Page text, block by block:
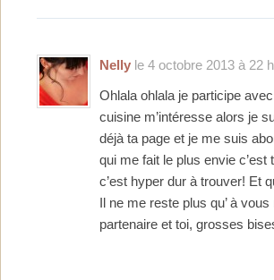
Nelly le 4 octobre 2013 à 22
Ohlala ohlala je participe
cuisine m’intéresse alors je
déjà ta page et je me suis
qui me fait le plus envie
c’est hyper dur à trouver! Et
Il ne me reste plus qu’ à
partenaire et toi, grosses